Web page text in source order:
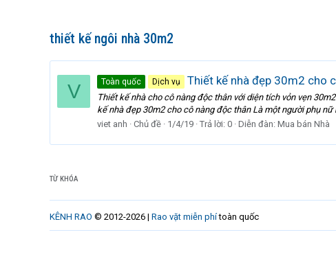
thiết kế ngôi nhà 30m2
V Toàn quốc Dịch vụ Thiết kế nhà đẹp 30m2 cho
Thiết kế nhà cho cô nàng độc thân với diện tích vỏn vẹn
kế nhà đẹp 30m2 cho cô nàng độc thân Là một người phụ
viet anh
Chủ đề 1/4/19 Trả lời: 0 Diễn đàn: Mua bán Nhà
TỪ KHÓA
KÊNH RAO © 2012-2026 | Rao vặt miễn phítoàn quốc